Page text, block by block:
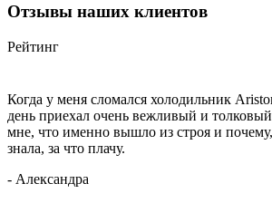
Отзывы наших клиентов
Рейтинг
Когда у меня сломался холодильник
день приехал очень вежливый и
мне, что именно вышло из строя и
знала, за что плачу.
- Александра